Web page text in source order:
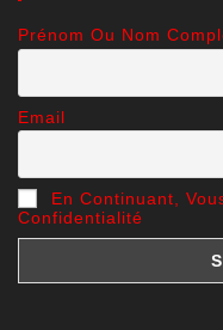
Prénom Ou Nom
Email
En Continuant,
Confidentialité